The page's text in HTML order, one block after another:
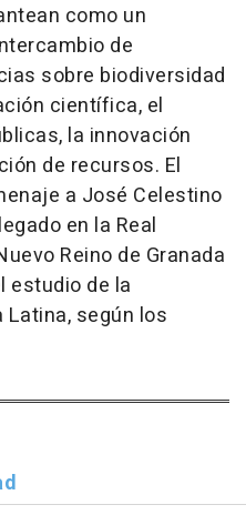
como un
de
sobre biodiversidad
científica, el
la innovación
de recursos. El
a José Celestino
en la Real
Reino de Granada
estudio de la
según los